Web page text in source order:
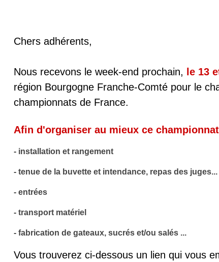
Chers adhérents,
Nous recevons le week-end prochain, le 13
région Bourgogne Franche-Comté pour le
championnats de France.
Afin d'organiser au mieux ce
- installation et rangement
- tenue de la buvette et intendance, repas des
- entrées
- transport matériel
- fabrication de gateaux, sucrés et/ou salés ...
Vous trouverez ci-dessous un lien qui vous